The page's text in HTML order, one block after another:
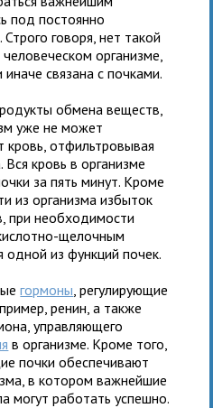
под постоянно
говоря, нет такой
человеческом организме,
связана с почками.
обмена веществ,
уже не может
отфильтровывая
кровь в организме
за пять минут. Кроме
из организма избыток
при необходимости
щелочным
одной из функций почек.
гормоны , регулирующие
ренин, а также
управляющего
в организме. Кроме того,
почки обеспечивают
в котором важнейшие
могут работать успешно.